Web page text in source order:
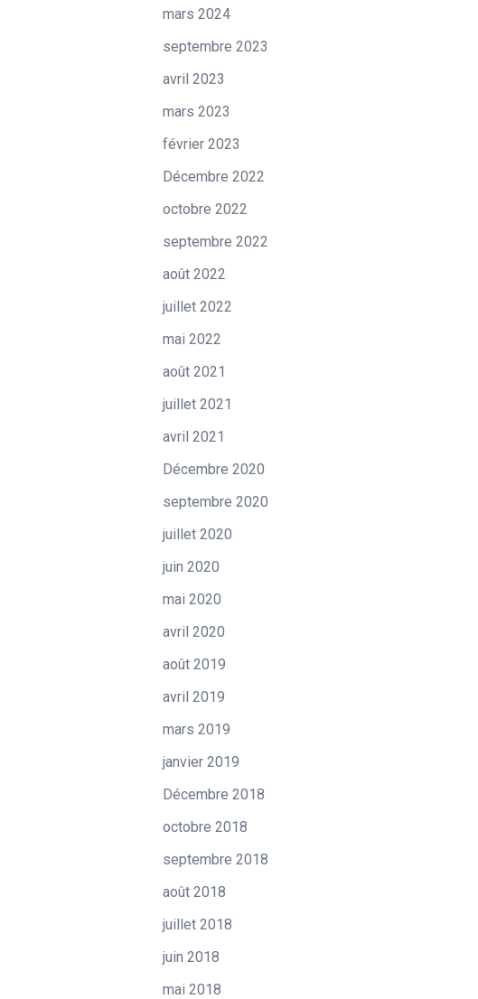
mars 2024
septembre 2023
avril 2023
mars 2023
février 2023
Décembre 2022
octobre 2022
septembre 2022
août 2022
juillet 2022
mai 2022
août 2021
juillet 2021
avril 2021
Décembre 2020
septembre 2020
juillet 2020
juin 2020
mai 2020
avril 2020
août 2019
avril 2019
mars 2019
janvier 2019
Décembre 2018
octobre 2018
septembre 2018
août 2018
juillet 2018
juin 2018
mai 2018